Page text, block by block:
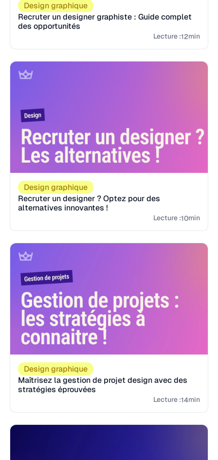
Design graphique
Recruter un designer graphiste : Guide complet
des opportunités
Lecture :12min
Design graphique
Recruter un designer ? Optez pour des
alternatives innovantes !
Lecture :10min
Design graphique
Maîtrisez la gestion de projet design avec des
stratégies éprouvées
Lecture :14min